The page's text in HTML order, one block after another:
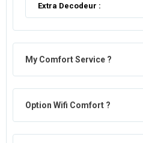
Extra Decodeur :
My Comfort Service ?
Option Wifi Comfort ?